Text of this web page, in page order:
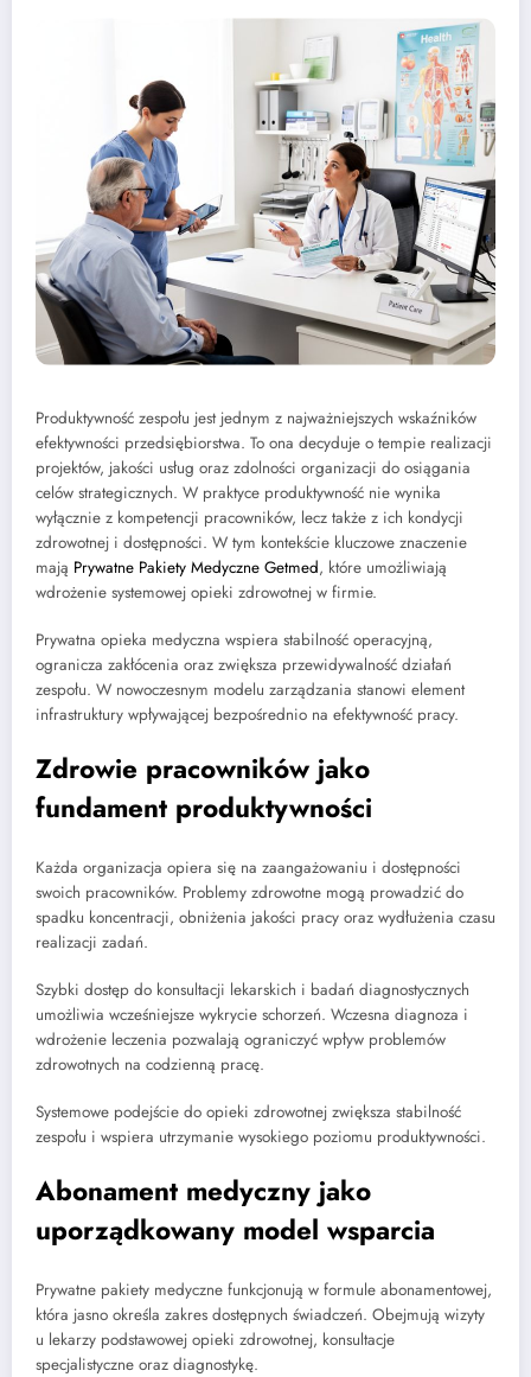
Produktywność zespołu jest jednym z najważniejszych wskaźników
efektywności przedsiębiorstwa. To ona decyduje o tempie realizacji
projektów, jakości usług oraz zdolności organizacji do osiągania
celów strategicznych. W praktyce produktywność nie wynika
wyłącznie z kompetencji pracowników, lecz także z ich kondycji
zdrowotnej i dostępności. W tym kontekście kluczowe znaczenie
mają Prywatne Pakiety Medyczne Getmed, które umożliwiają
wdrożenie systemowej opieki zdrowotnej w firmie.
Prywatna opieka medyczna wspiera stabilność operacyjną,
ogranicza zakłócenia oraz zwiększa przewidywalność działań
zespołu. W nowoczesnym modelu zarządzania stanowi element
infrastruktury wpływającej bezpośrednio na efektywność pracy.
Zdrowie pracowników jako
fundament produktywności
Każda organizacja opiera się na zaangażowaniu i dostępności
swoich pracowników. Problemy zdrowotne mogą prowadzić do
spadku koncentracji, obniżenia jakości pracy oraz wydłużenia czasu
realizacji zadań.
Szybki dostęp do konsultacji lekarskich i badań diagnostycznych
umożliwia wcześniejsze wykrycie schorzeń. Wczesna diagnoza i
wdrożenie leczenia pozwalają ograniczyć wpływ problemów
zdrowotnych na codzienną pracę.
Systemowe podejście do opieki zdrowotnej zwiększa stabilność
zespołu i wspiera utrzymanie wysokiego poziomu produktywności.
Abonament medyczny jako
uporządkowany model wsparcia
Prywatne pakiety medyczne funkcjonują w formule abonamentowej,
która jasno określa zakres dostępnych świadczeń. Obejmują wizyty
u lekarzy podstawowej opieki zdrowotnej, konsultacje
specjalistyczne oraz diagnostykę.